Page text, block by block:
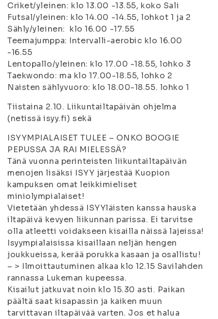
Criket/yleinen: klo 13.00 -13.55, koko Sali
Futsal/yleinen: klo 14.00 -14.55, lohkot 1 ja 2
Sähly/yleinen: klo 16.00 -17.55
Teemajumppa: Intervalli-aerobic klo 16.00
-16.55
Lentopallo/yleinen: klo 17.00 -18.55, lohko 3
Taekwondo: ma klo 17.00-18.55, lohko 2
Naisten sählyvuoro: klo 18.00-18.55. lohko 1
Tiistaina 2.10. Liikuntailtapäivän ohjelma
(netissä isyy.fi) sekä
ISYYMPIALAISET TULEE – ONKO BOOGIE
PEPUSSA JA RAI MIELESSÄ?
Tänä vuonna perinteisten liikuntailtapäivän
menojen lisäksi ISYY järjestää Kuopion
kampuksen omat leikkimieliset
miniolympialaiset!
Vietetään yhdessä ISYYläisten kanssa hauska
iltapäivä kevyen liikunnan parissa. Ei tarvitse
olla atleetti voidakseen kisailla näissä lajeissa!
Isyympialaisissa kisaillaan neljän hengen
joukkueissa, kerää porukka kasaan ja osallistu!
– > Ilmoittautuminen alkaa klo 12.15 Savilahden
rannassa Lukeman kupeessa.
Kisailut jatkuvat noin klo 15.30 asti. Paikan
päältä saat kisapassin ja kaiken muun
tarvittavan iltapäivää varten. Jos et halua